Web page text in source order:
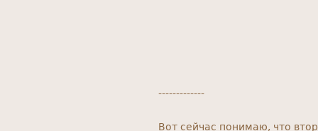
-------------
Вот сейчас понимаю, что